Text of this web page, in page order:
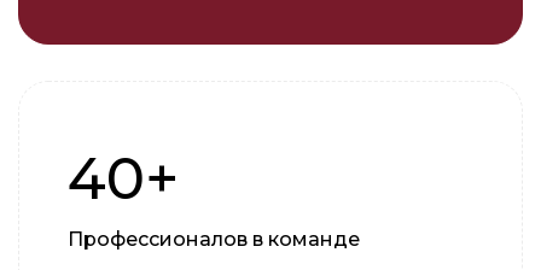
40+
Профессионалов в команде